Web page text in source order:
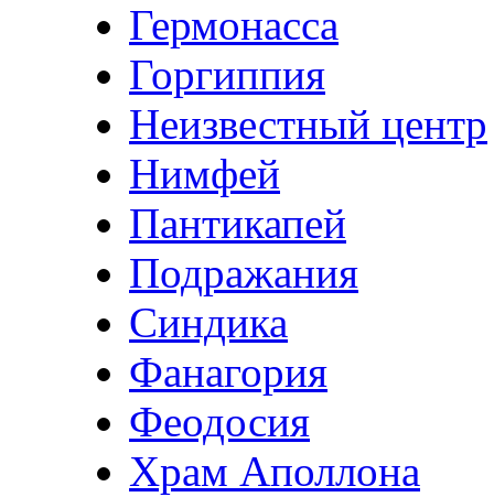
Гермонасса
Горгиппия
Неизвестный центр
Нимфей
Пантикапей
Подражания
Синдика
Фанагория
Феодосия
Храм Аполлона